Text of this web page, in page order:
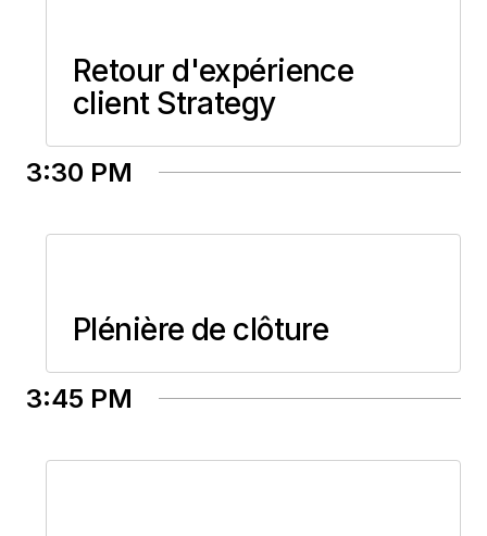
Retour d'expérience
client Strategy
3:30 PM
Plénière de clôture
3:45 PM